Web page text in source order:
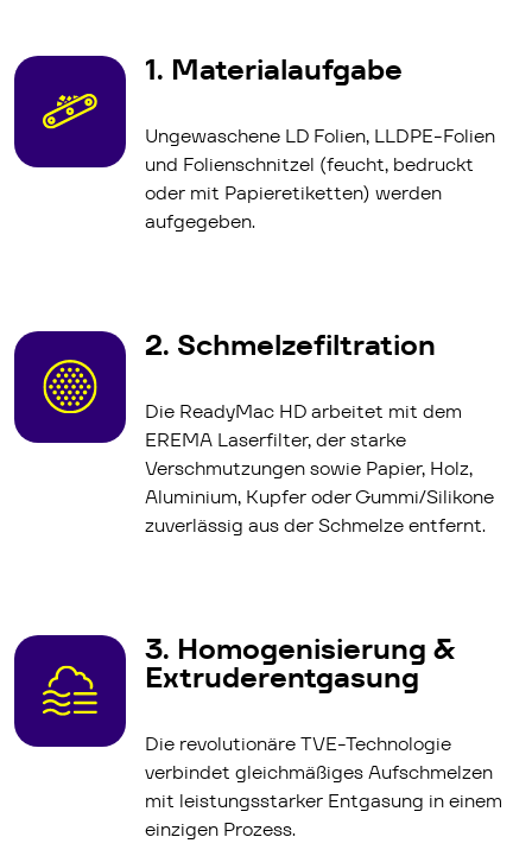
1. Materialaufgabe
Ungewaschene LD Folien, LLDPE-Folien
und Folienschnitzel (feucht, bedruckt
oder mit Papieretiketten) werden
aufgegeben.
2. Schmelzefiltration
Die ReadyMac HD arbeitet mit dem
EREMA Laserfilter, der starke
Verschmutzungen sowie Papier, Holz,
Aluminium, Kupfer oder Gummi/Silikone
zuverlässig aus der Schmelze entfernt.
3. Homogenisierung &
Extruderentgasung
Die revolutionäre TVE-Technologie
verbindet gleichmäßiges Aufschmelzen
mit leistungsstarker Entgasung in einem
einzigen Prozess.